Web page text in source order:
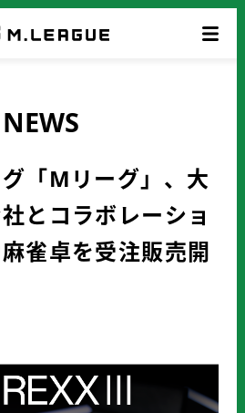
NEWS
「Mリーグ」、大
とコラボレーショ
雀卓を受注販売開